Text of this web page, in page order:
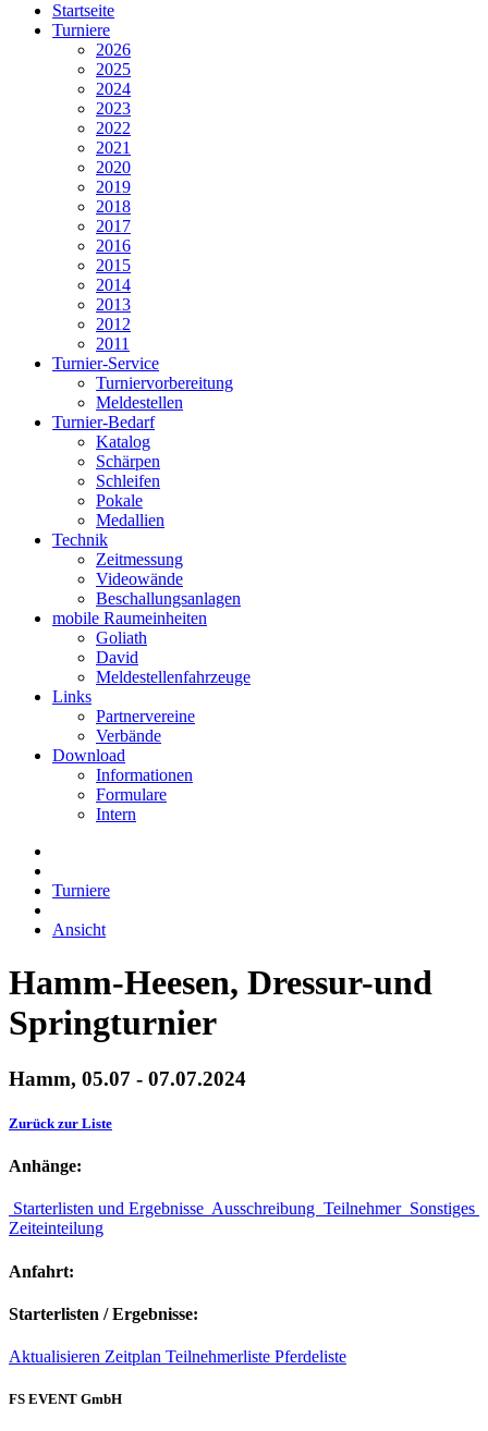
Startseite
Turniere
2026
2025
2024
2023
2022
2021
2020
2019
2018
2017
2016
2015
2014
2013
2012
2011
Turnier-Service
Turniervorbereitung
Meldestellen
Turnier-Bedarf
Katalog
Schärpen
Schleifen
Pokale
Medallien
Technik
Zeitmessung
Videowände
Beschallungsanlagen
mobile Raumeinheiten
Goliath
David
Meldestellenfahrzeuge
Links
Partnervereine
Verbände
Download
Informationen
Formulare
Intern
Turniere
Ansicht
Hamm-Heesen, Dressur-und
Springturnier
Hamm, 05.07 - 07.07.2024
Zurück zur Liste
Anhänge:
Starterlisten und Ergebnisse Ausschreibung Teilnehmer Sonstiges
Zeiteinteilung
Anfahrt:
Starterlisten / Ergebnisse:
Aktualisieren Zeitplan Teilnehmerliste Pferdeliste
FS EVENT GmbH